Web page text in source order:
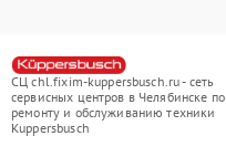
СЦ chl.fixim-kuppersbusch.ru - сеть
сервисных центров в Челябинске по
ремонту и обслуживанию техники
Kuppersbusch